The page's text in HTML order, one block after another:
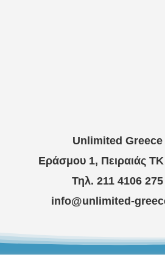
Unlimited Greece
Εράσμου 1, Πειραιάς
Τηλ. 211 4106 275
info@unlimited-